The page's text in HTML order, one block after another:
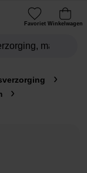
Favoriet Winkelwagen